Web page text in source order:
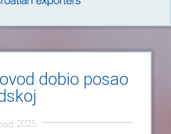
dobio posao
2025.